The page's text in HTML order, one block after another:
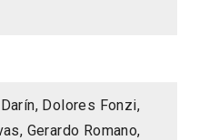
Dolores Fonzi,
Gerardo Romano,